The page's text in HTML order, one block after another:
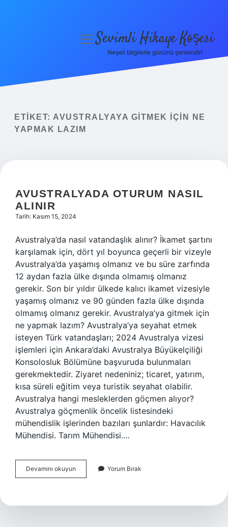
Yasal Uyarı
menüyüSevimli Hikaye Köşesi
Neşeli bilgilerle gününü şenlendir!
ETIKET: AVUSTRALYAYA GITMEK IÇIN NE
YAPMAK LAZIM
AVUSTRALYADA OTURUM NASIL
ALINIR
Tarih: Kasım 15, 2024
Avustralya’da nasıl vatandaşlık alınır? İkamet şartını
karşılamak için, dört yıl boyunca geçerli bir vizeyle
Avustralya’da yaşamış olmanız ve bu süre zarfında
12 aydan fazla ülke dışında olmamış olmanız
gerekir. Son bir yıldır ülkede kalıcı ikamet vizesiyle
yaşamış olmanız ve 90 günden fazla ülke dışında
olmamış olmanız gerekir. Avustralya’ya gitmek için
ne yapmak lazım? Avustralya’ya seyahat etmek
isteyen Türk vatandaşları; 2024 Avustralya vizesi
işlemleri için Ankara’daki Avustralya Büyükelçiliği
Konsolosluk Bölümüne başvuruda bulunmaları
gerekmektedir. Ziyaret nedeniniz; ticaret, yatırım,
kısa süreli eğitim veya turistik seyahat olabilir.
Avustralya hangi mesleklerden göçmen alıyor?
Avustralya göçmenlik öncelik listesindeki
mühendislik işlerinden bazıları şunlardır: Havacılık
Mühendisi. Tarım Mühendisi.…
Devamını okuyun Avustralyada
Oturum
Yorum Bırak